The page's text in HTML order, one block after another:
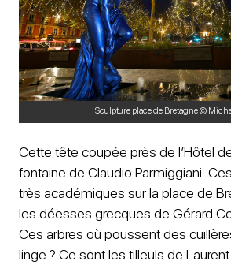
Sculpture place de Bretagne ©
Cette tête coupée près de l’Hôtel de
fontaine de Claudio Parmiggiani.
très académiques sur la place de
les déesses grecques de Gérard
Ces arbres où poussent des
linge ? Ce sont les tilleuls de